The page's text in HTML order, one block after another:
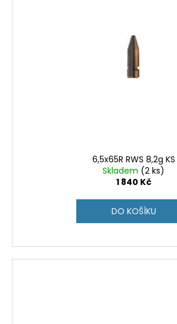
6,5x65R RWS 8,2g KS
Skladem (2 ks)
1 840 Kč
DO KOŠÍKU